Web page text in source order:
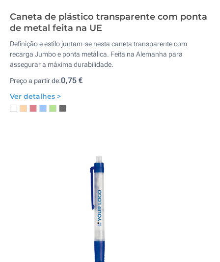
Caneta de plástico transparente com ponta
de metal feita na UE
Definição e estilo juntam-se nesta caneta transparente com
recarga Jumbo e ponta metálica. Feita na Alemanha para
assegurar a máxima durabilidade.
Preço a partir de:0,75 €
Ver detalhes >